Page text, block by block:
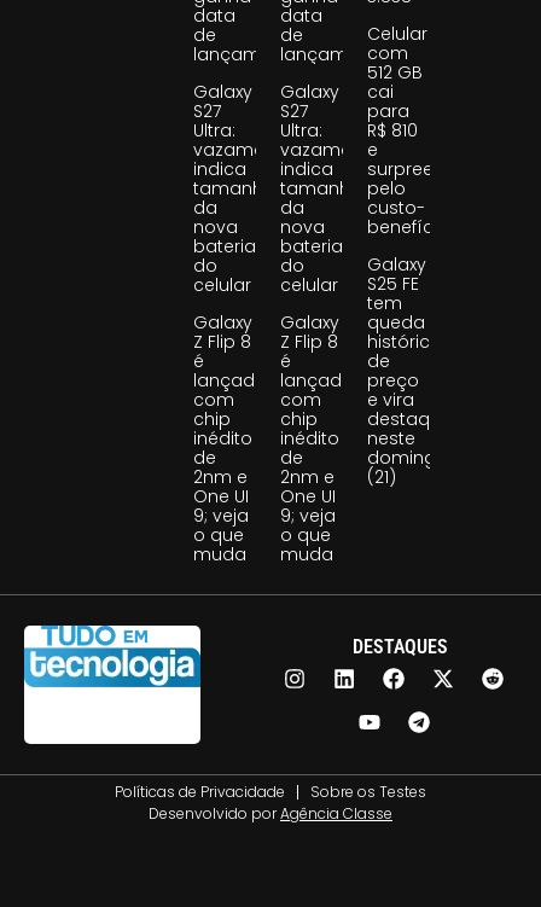
data
de
lançamento
Galaxy
S27
Ultra:
vazamento
indica
tamanho
da
nova
bateria
do
celular
Galaxy
Z Flip 8
é
lançado
com
chip
inédito
de
2nm e
One UI
9; veja
o que
muda
data
de
lançamento
Galaxy
S27
Ultra:
vazamento
indica
tamanho
da
nova
bateria
do
celular
Galaxy
Z Flip 8
é
lançado
com
chip
inédito
de
2nm e
One UI
9; veja
o que
muda
Celular
com
512 GB
cai
para
R$ 810
e
surpreende
pelo
custo-
benefício
Galaxy
S25 FE
tem
queda
histórica
de
preço
e vira
destaque
neste
domingo
(21)
DESTAQUES
Políticas de Privacidade
Sobre os Testes
Desenvolvido porAgência Classe